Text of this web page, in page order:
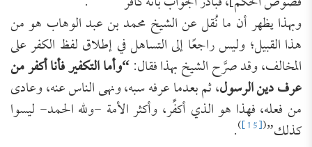
وبهذا يظهر أن ما نُقل عن الشيخ محمد بن عبد الوهاب هو من
هذا القبيل؛ وليس راجعًا إلى التساهل في إطلاق لفظ الكفر على
المخالف، وقد صرَّح الشيخ بهذا فقال:“وأما التكفير فأنا أكفر من
عرف دين الرسول، ثم بعدما عرفه سبه، ونهى الناس عنه، وعادى
من فعله، فهذا هو الذي أكفِّر، وأكثر الأمة -ولله الحمد- ليسوا
كذلك”(
[15]
)
.